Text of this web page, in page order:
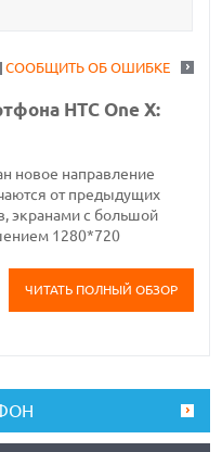
СООБЩИТЬ ОБ ОШИБКЕ
HTC One X:
новое направление
от предыдущих
экранами с большой
1280*720
ЧИТАТЬ ПОЛНЫЙ ОБЗОР